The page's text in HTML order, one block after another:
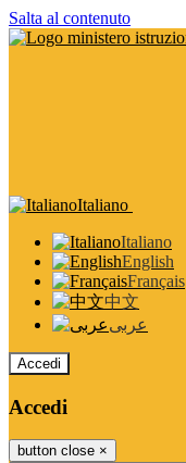
Salta al contenuto
Italiano
Italiano
English
Français
中文
عربى
Accedi
Accedi
button close ×